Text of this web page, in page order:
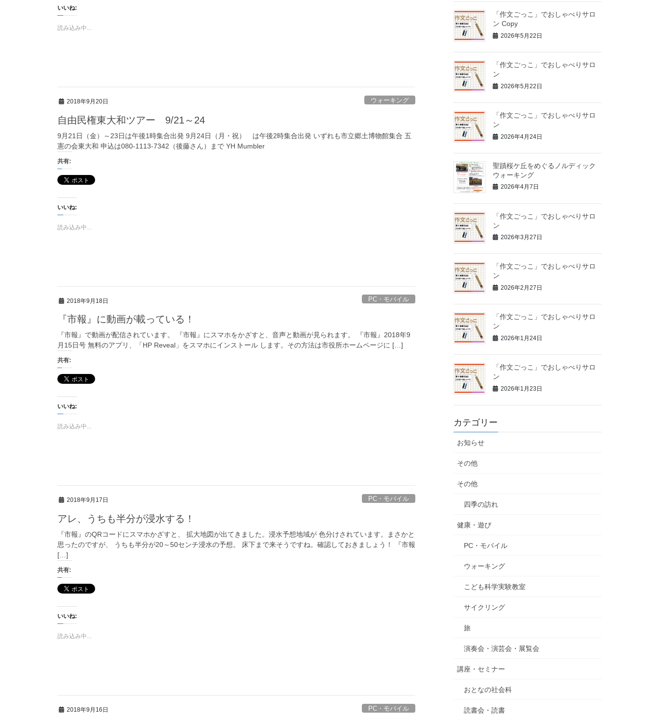
いいね:
読み込み中...
2018年9月20日 ウォーキング
自由民権東大和ツアー 9/21～24
9月21日（金）～23日は午後1時集合出発 9月24日（月・祝） は午後2時集合出発 いずれも市立郷土博物館集合 五
憲の会東大和 申込は080-1113-7342（後藤さん）まで YH Mumbler
共有:
いいね:
読み込み中...
2018年9月18日 PC・モバイル
『市報』に動画が載っている！
『市報』で動画が配信されています。 『市報』にスマホをかざすと、音声と動画が見られます。 『市報』2018年9
月15日号 無料のアプリ、「HP Reveal」をスマホにインストール します。その方法は市役所ホームページに […]
共有:
いいね:
読み込み中...
2018年9月17日 PC・モバイル
アレ、うちも半分が浸水する！
『市報』のQRコードにスマホかざすと、 拡大地図が出てきました。浸水予想地域が 色分けされています。まさかと
思ったのですが、 うちも半分が20～50センチ浸水の予想。 床下まで来そうですね。確認しておきましょう！ 『市報
[…]
共有:
いいね:
読み込み中...
2018年9月16日 PC・モバイル
「作文ごっこ」でおしゃべりサロ
ン Copy
2026年5月22日
「作文ごっこ」でおしゃべりサロ
ン
2026年5月22日
「作文ごっこ」でおしゃべりサロ
ン
2026年4月24日
聖蹟桜ケ丘をめぐるノルディック
ウォーキング
2026年4月7日
「作文ごっこ」でおしゃべりサロ
ン
2026年3月27日
「作文ごっこ」でおしゃべりサロ
ン
2026年2月27日
「作文ごっこ」でおしゃべりサロ
ン
2026年1月24日
「作文ごっこ」でおしゃべりサロ
ン
2026年1月23日
カテゴリー
お知らせ
その他
その他
四季の訪れ
健康・遊び
PC・モバイル
ウォーキング
こども科学実験教室
サイクリング
旅
演奏会・演芸会・展覧会
講座・セミナー
おとなの社会科
読書会・読書